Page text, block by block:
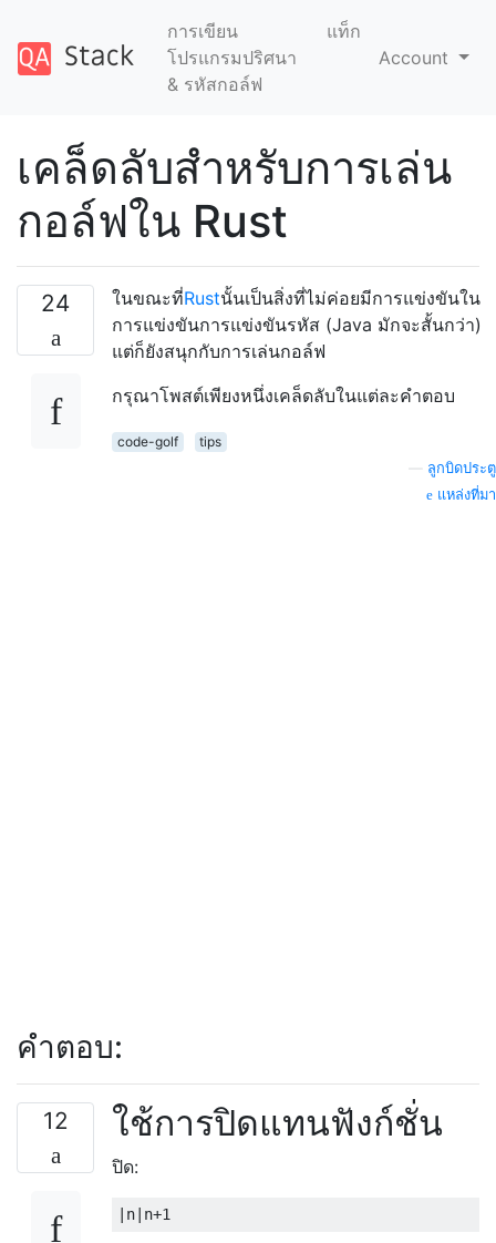
การเขียน
โปรแกรมปริศนา
& รหัสกอล์ฟ
แท็ก
Account
เคล็ดลับสำหรับการเล่น
กอล์ฟใน Rust
24 ในขณะที่Rustนั้นเป็นสิ่งที่ไม่ค่อยมีการแข่งขันใน
การแข่งขันการแข่งขันรหัส (Java มักจะสั้นกว่า)
แต่ก็ยังสนุกกับการเล่นกอล์ฟ
กรุณาโพสต์เพียงหนึ่งเคล็ดลับในแต่ละคำตอบ
code-golf
tips
ลูกบิดประตู
แหล่งที่มา
คำตอบ:
12 ใช้การปิดแทนฟังก์ชั่น
ปิด: